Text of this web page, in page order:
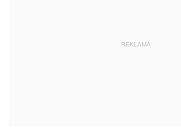
REKLAMA